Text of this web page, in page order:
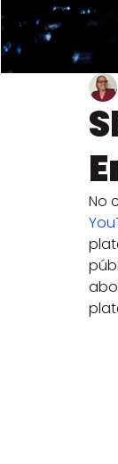
Sobre
No